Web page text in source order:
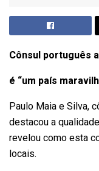
Cônsul português
é “um país
Paulo Maia e Silva,
destacou a
revelou como esta
locais.